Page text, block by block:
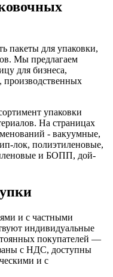
пакеты для упаковки,
Мы предлагаем
для бизнеса,
производственных
упаковки
На страницах
- вакуумные,
лок, полиэтиленовые,
и БОПП, дой-
и с частными
индивидуальные
покупателей —
с НДС, доступны
и с